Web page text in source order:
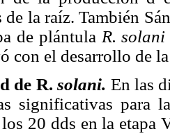
de la raíz. También
de plántula R.
con el desarrollo de
de R.solani. En las
significativas para
20 dds en la etapa